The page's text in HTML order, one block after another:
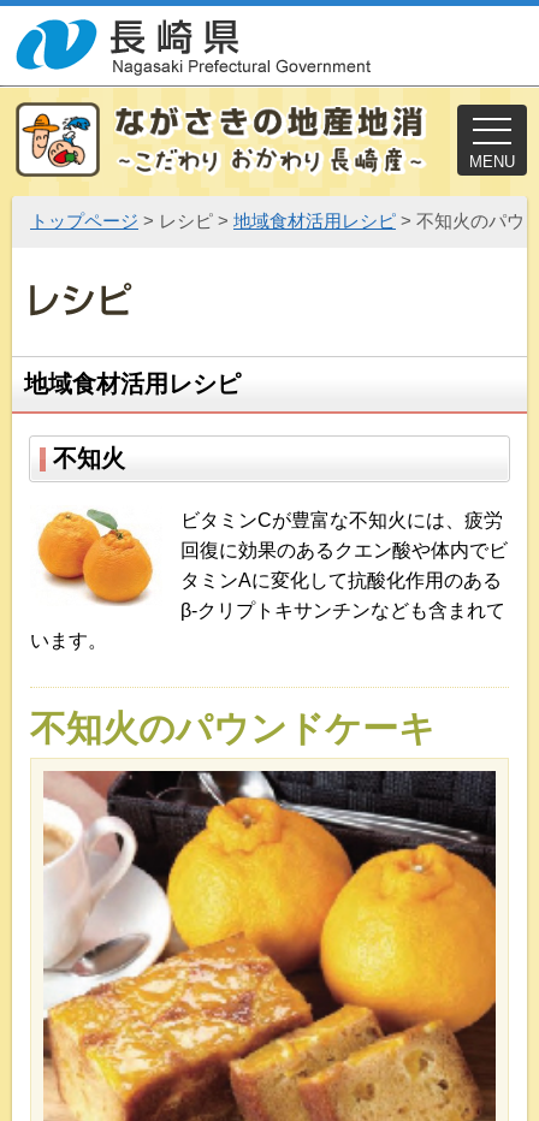
MENU
トップページ > レシピ > 地域食材活用レシピ > 不知火のパウ
地域食材活用レシピ
不知火
ビタミンCが豊富な不知火には、疲労
回復に効果のあるクエン酸や体内でビ
タミンAに変化して抗酸化作用のある
β-クリプトキサンチンなども含まれて
います。
不知火のパウンドケーキ